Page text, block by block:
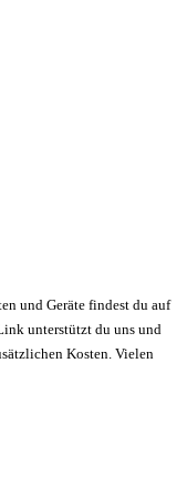
und Geräte findest du auf
unterstützt du uns und
Kosten. Vielen